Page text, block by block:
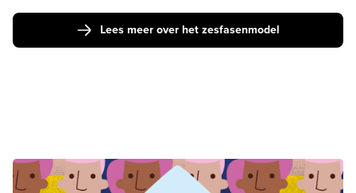
Lees meer over het zesfasenmodel